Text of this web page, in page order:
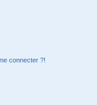
connecter ?!